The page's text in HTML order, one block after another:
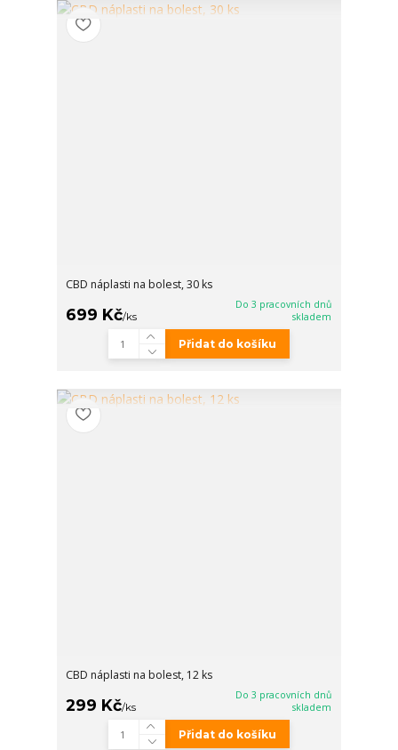
CBD náplasti na bolest, 30 ks
699 Kč/ks
Do 3 pracovních dnů
skladem
Přidat do košíku
CBD náplasti na bolest, 12 ks
299 Kč/ks
Do 3 pracovních dnů
skladem
Přidat do košíku